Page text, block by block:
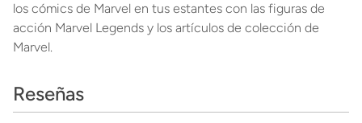
los cómics de Marvel en tus estantes con las figuras de
acción Marvel Legends y los artículos de colección de
Marvel.
Reseñas